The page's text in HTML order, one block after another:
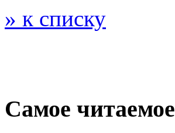
» к списку
Самое читаемое